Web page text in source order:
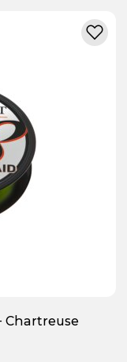
Chartreuse